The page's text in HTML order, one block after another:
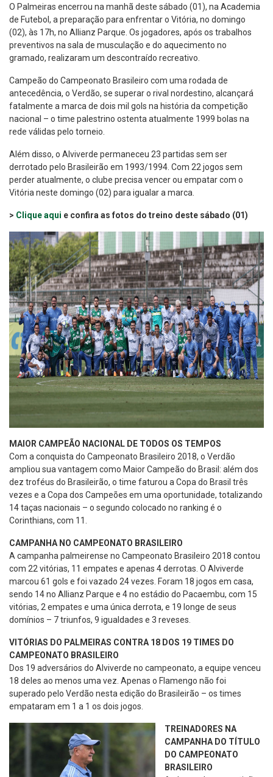
O Palmeiras encerrou na manhã deste sábado (01), na Academia
de Futebol, a preparação para enfrentar o Vitória, no domingo
(02), às 17h, no Allianz Parque. Os jogadores, após os trabalhos
preventivos na sala de musculação e do aquecimento no
gramado, realizaram um descontraído recreativo.
Campeão do Campeonato Brasileiro com uma rodada de
antecedência, o Verdão, se superar o rival nordestino, alcançará
fatalmente a marca de dois mil gols na história da competição
nacional – o time palestrino ostenta atualmente 1999 bolas na
rede válidas pelo torneio.
Além disso, o Alviverde permaneceu 23 partidas sem ser
derrotado pelo Brasileirão em 1993/1994. Com 22 jogos sem
perder atualmente, o clube precisa vencer ou empatar com o
Vitória neste domingo (02) para igualar a marca.
> Clique aqui e confira as fotos do treino deste sábado (01)
MAIOR CAMPEÃO NACIONAL DE TODOS OS TEMPOS
Com a conquista do Campeonato Brasileiro 2018, o Verdão
ampliou sua vantagem como Maior Campeão do Brasil: além dos
dez troféus do Brasileirão, o time faturou a Copa do Brasil três
vezes e a Copa dos Campeões em uma oportunidade, totalizando
14 taças nacionais – o segundo colocado no ranking é o
Corinthians, com 11.
CAMPANHA NO CAMPEONATO BRASILEIRO
A campanha palmeirense no Campeonato Brasileiro 2018 contou
com 22 vitórias, 11 empates e apenas 4 derrotas. O Alviverde
marcou 61 gols e foi vazado 24 vezes. Foram 18 jogos em casa,
sendo 14 no Allianz Parque e 4 no estádio do Pacaembu, com 15
vitórias, 2 empates e uma única derrota, e 19 longe de seus
domínios – 7 triunfos, 9 igualdades e 3 reveses.
VITÓRIAS DO PALMEIRAS CONTRA 18 DOS 19 TIMES DO
CAMPEONATO BRASILEIRO
Dos 19 adversários do Alviverde no campeonato, a equipe venceu
18 deles ao menos uma vez. Apenas o Flamengo não foi
superado pelo Verdão nesta edição do Brasileirão – os times
empataram em 1 a 1 os dois jogos.
TREINADORES NA
CAMPANHA DO TÍTULO
DO CAMPEONATO
BRASILEIRO